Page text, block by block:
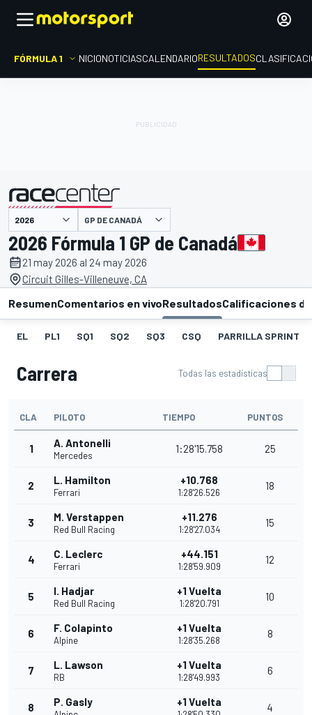
FÓRMULA 1 INICIONOTICIASCALENDARIORESULTADOS
presentado por GP DE CANADÁ
2026 Fórmula 1 GP de Canadá
21 may 2026 al 24 may 2026
Circuit Gilles-Villeneuve, CA
ResumenComentarios en vivoResultadosCalificaciones
EL PL1 SQ1 SQ2 SQ3 CSQ PARRILLA SPRINT
Carrera Todas las estadísticas
CLA PILOTO TIEMPO PUNTOS
1 A. Antonelli
Mercedes
1:28'15.758 25
2 L. Hamilton
Ferrari
+10.768
1:28'26.526
18
3 M. Verstappen
Red Bull Racing
+11.276
1:28'27.034
15
4 C. Leclerc
Ferrari
+44.151
1:28'59.909
12
5 I. Hadjar
Red Bull Racing
+1 Vuelta
1:28'20.791
10
6 F. Colapinto
Alpine
+1 Vuelta
1:28'35.268
8
7 L. Lawson
RB
+1 Vuelta
1:28'49.993
6
8 P. Gasly +1 Vuelta 4